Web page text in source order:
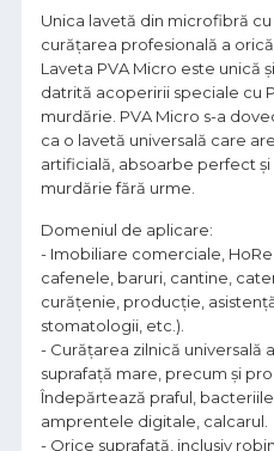
Unica lavetă din microfibră
curățarea profesională a
Laveta PVA Micro este unică
datrită acoperirii speciale cu
murdărie. PVA Micro s-a
ca o lavetă universală care
artificială, absoarbe perfect
murdărie fără urme.
Domeniul de aplicare:
- Imobiliare comerciale,
cafenele, baruri, cantine,
curățenie, producție,
stomatologii, etc.).
- Curățarea zilnică universală
suprafață mare, precum și
Îndepărtează praful,
amprentele digitale, calcarul.
- Orice suprafață, inclusiv